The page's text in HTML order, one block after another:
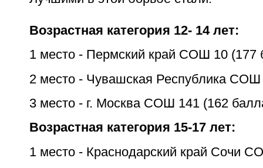
Возрастная категория 12- 14 лет:
1 место - Пермский край СОШ 10 (177
2 место - Чувашская Республика СОШ
3 место - г. Москва СОШ 141 (162
Возрастная категория 15-17 лет:
1 место - Краснодарский край Сочи